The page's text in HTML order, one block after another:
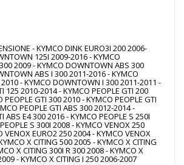
- KYMCO DINK EURO3I 200 2006-
125I 2009-2016 - KYMCO
2009 - KYMCO DOWNTOWN ABS 300
ABS I 300 2011-2016 - KYMCO
- KYMCO DOWNTOWN I 300 2011-2011 -
125 2010-2014 - KYMCO PEOPLE GTI 200
GTI 300 2010 - KYMCO PEOPLE GTI
PEOPLE GTI ABS 300 2012-2014 -
ABS E4 300 2016 - KYMCO PEOPLE S 250I
S 300I 2008 - KYMCO VENOX 250
VENOX EURO2 250 2004 - KYMCO VENOX
X CITING 500 2005 - KYMCO X CITING
X CITING 300I R 300 2008 - KYMCO X
- KYMCO X CITING I 250 2006-2007